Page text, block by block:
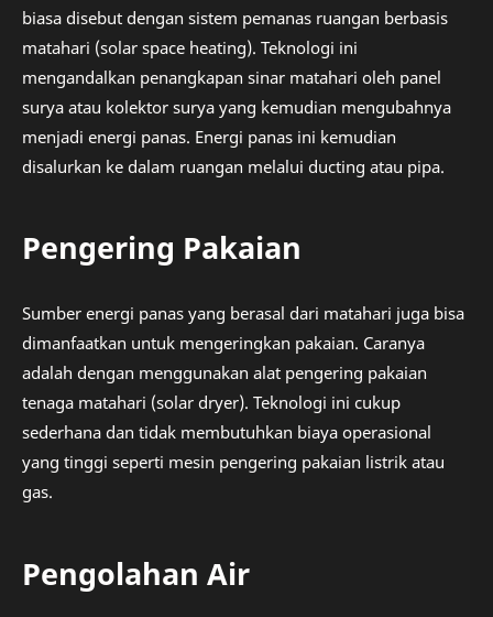
biasa disebut dengan sistem pemanas ruangan berbasis
matahari (solar space heating). Teknologi ini
mengandalkan penangkapan sinar matahari oleh panel
surya atau kolektor surya yang kemudian mengubahnya
menjadi energi panas. Energi panas ini kemudian
disalurkan ke dalam ruangan melalui ducting atau pipa.
Pengering Pakaian
Sumber energi panas yang berasal dari matahari juga bisa
dimanfaatkan untuk mengeringkan pakaian. Caranya
adalah dengan menggunakan alat pengering pakaian
tenaga matahari (solar dryer). Teknologi ini cukup
sederhana dan tidak membutuhkan biaya operasional
yang tinggi seperti mesin pengering pakaian listrik atau
gas.
Pengolahan Air